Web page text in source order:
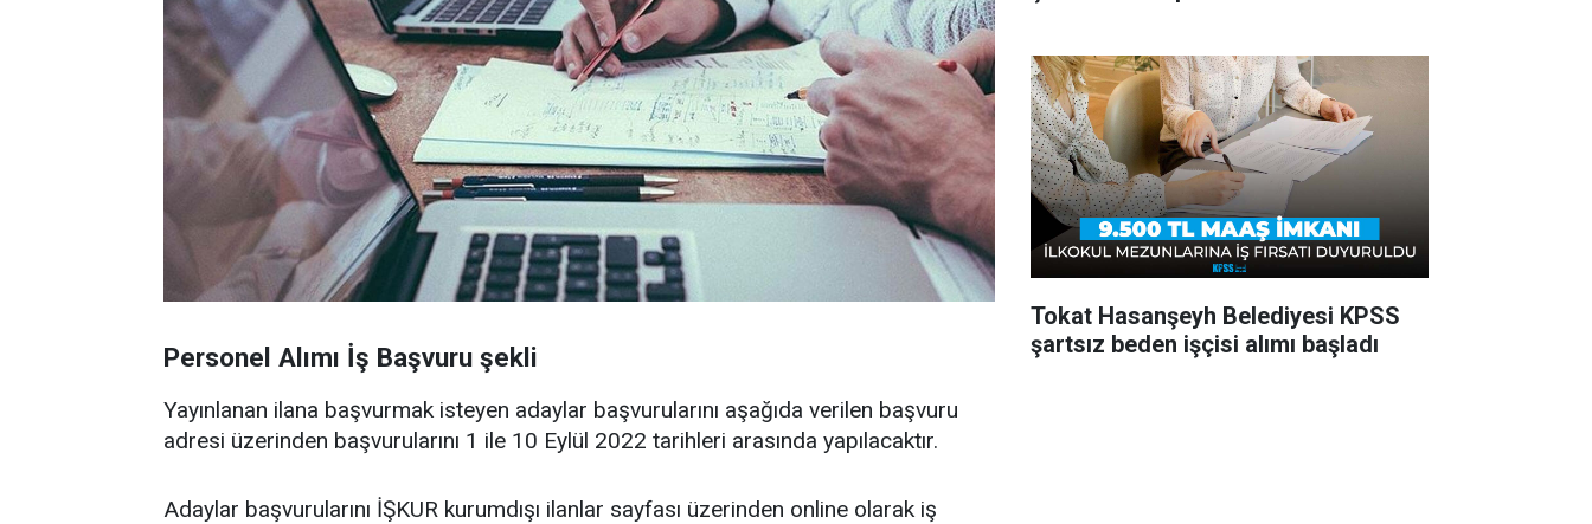
Personel Alımı İş Başvuru şekli
Yayınlanan ilana başvurmak isteyen adaylar başvurularını aşağıda verilen başvuru
adresi üzerinden başvurularını 1 ile 10 Eylül 2022 tarihleri arasında yapılacaktır.
Adaylar başvurularını İŞKUR kurumdışı ilanlar sayfası üzerinden online olarak iş
Tokat Hasanşeyh Belediyesi KPSS
şartsız beden işçisi alımı başladı